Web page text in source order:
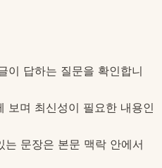
이 답하는 질문을 확인합니
보며 최신성이 필요한 내용인
는 문장은 본문 맥락 안에서